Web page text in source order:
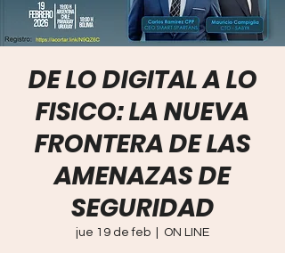
DE LO DIGITAL A LO
FISICO: LA NUEVA
FRONTERA DE LAS
AMENAZAS DE
SEGURIDAD
jue 19 de feb ON LINE